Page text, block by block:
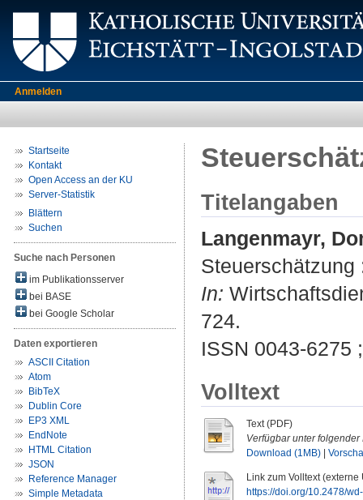
Anmelden
Startseite
Kontakt
Open Access an der KU
Server-Statistik
Blättern
Suchen
Suche nach Personen
im Publikationsserver
bei BASE
bei Google Scholar
Daten exportieren
ASCII Citation
Atom
BibTeX
Dublin Core
EP3 XML
EndNote
HTML Citation
JSON
Reference Manager
Simple Metadata
Titelangaben
Langenmayr,
Steuerschätzung
In:
724.
ISSN 0043-6275
Volltext
Text (PDF)
Verfügbar unter folgender
Download (1MB)
Link zum Volltext (externe
https://doi.org/10.2478/